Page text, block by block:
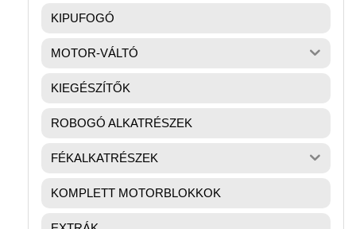
KIPUFOGÓ
MOTOR-VÁLTÓ
KIEGÉSZÍTŐK
ROBOGÓ ALKATRÉSZEK
FÉKALKATRÉSZEK
KOMPLETT MOTORBLOKKOK